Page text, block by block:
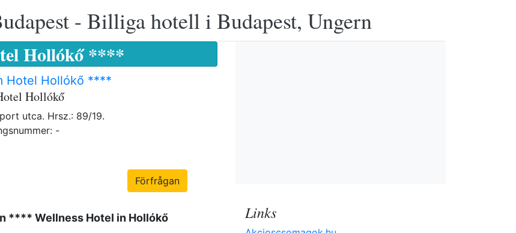
- Billiga hotell i Budapest, Ungern
Hollókő ****
Hotel Hollókő ****
Hollókő
utca. Hrsz.: 89/19.
-
Förfrågan
**** Wellness Hotel in Hollókő Links